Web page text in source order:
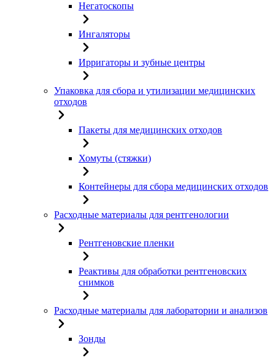
Негатоскопы
Ингаляторы
Ирригаторы и зубные центры
Упаковка для сбора и утилизации медицинских
отходов
Пакеты для медицинских отходов
Хомуты (стяжки)
Контейнеры для сбора медицинских отходов
Расходные материалы для рентгенологии
Рентгеновские пленки
Реактивы для обработки рентгеновских
снимков
Расходные материалы для лаборатории и анализов
Зонды